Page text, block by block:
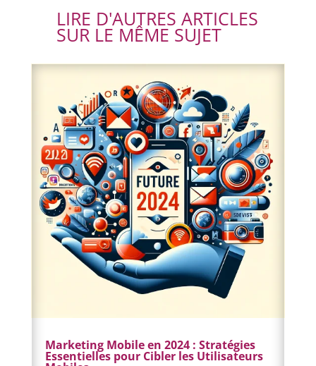
LIRE D'AUTRES ARTICLES
SUR LE MÊME SUJET
Marketing Mobile en 2024 : Stratégies
Essentielles pour Cibler les Utilisateurs